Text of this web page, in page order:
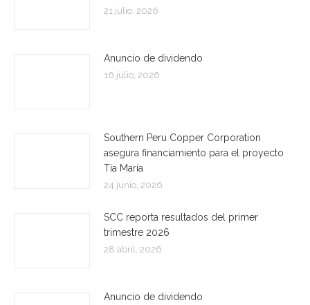
21 julio, 2026
Anuncio de dividendo
16 julio, 2026
Southern Peru Copper Corporation
asegura financiamiento para el proyecto
Tía María
24 junio, 2026
SCC reporta resultados del primer
trimestre 2026
28 abril, 2026
Anuncio de dividendo